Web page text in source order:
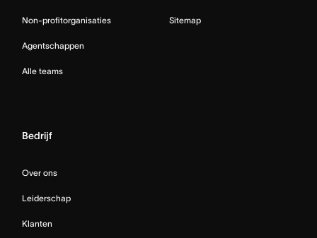
Non-profitorganisaties
Agentschappen
Alle teams
Sitemap
Bedrijf
Over ons
Leiderschap
Klanten